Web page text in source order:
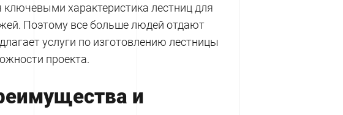
характеристика лестниц для
Поэтому все больше людей отдают
услуги по изготовлению лестницы
проекта.
и